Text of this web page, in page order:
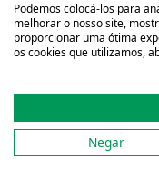
Brasil -
Podemos colocá-los para
melhorar o nosso site,
proporcionar uma ótima
os cookies que utilizamos,
Negar